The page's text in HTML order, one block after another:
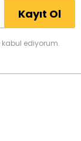
Kayıt Ol
ediyorum.